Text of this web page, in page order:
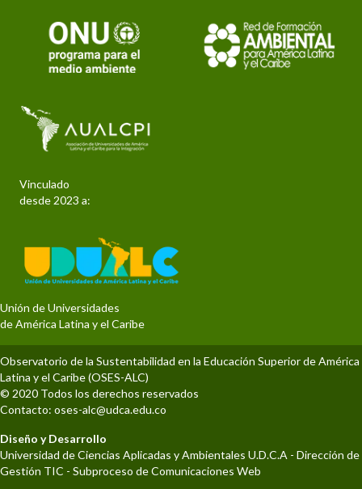
Vinculado
desde 2023 a:
Unión de Universidades
de América Latina y el Caribe
Observatorio de la Sustentabilidad en la Educación Superior de América
Latina y el Caribe (OSES-ALC)
© 2020 Todos los derechos reservados
Contacto: oses-alc@udca.edu.co
Diseño y Desarrollo
Universidad de Ciencias Aplicadas y Ambientales U.D.C.A - Dirección de
Gestión TIC - Subproceso de Comunicaciones Web